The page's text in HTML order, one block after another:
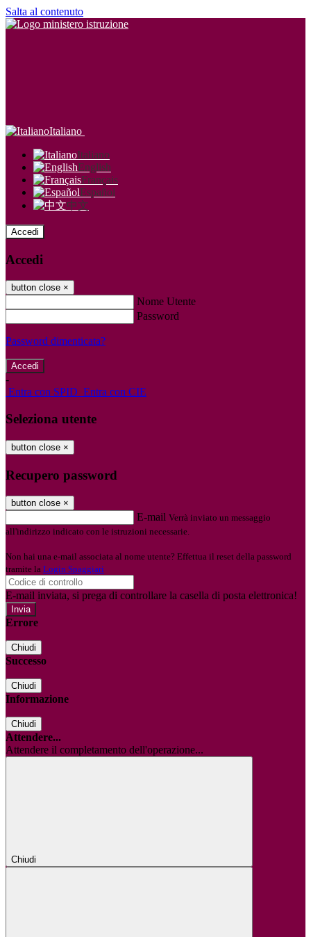
Salta al contenuto
Italiano
Italiano
English
Français
Español
中文
Accedi
Accedi
button close ×
Nome Utente
Password
Password dimenticata?
-
Entra con SPID Entra con CIE
Seleziona utente
button close ×
Recupero password
button close ×
E-mail Verrà inviato un messaggio
all'indirizzo indicato con le istruzioni necessarie.
Non hai una e-mail associata al nome utente? Effettua il reset della password
tramite la Login Spaggiari
E-mail inviata, si prega di controllare la casella di posta elettronica!
Errore
Chiudi
Successo
Chiudi
Informazione
Chiudi
Attendere...
Attendere il completamento dell'operazione...
Chiudi